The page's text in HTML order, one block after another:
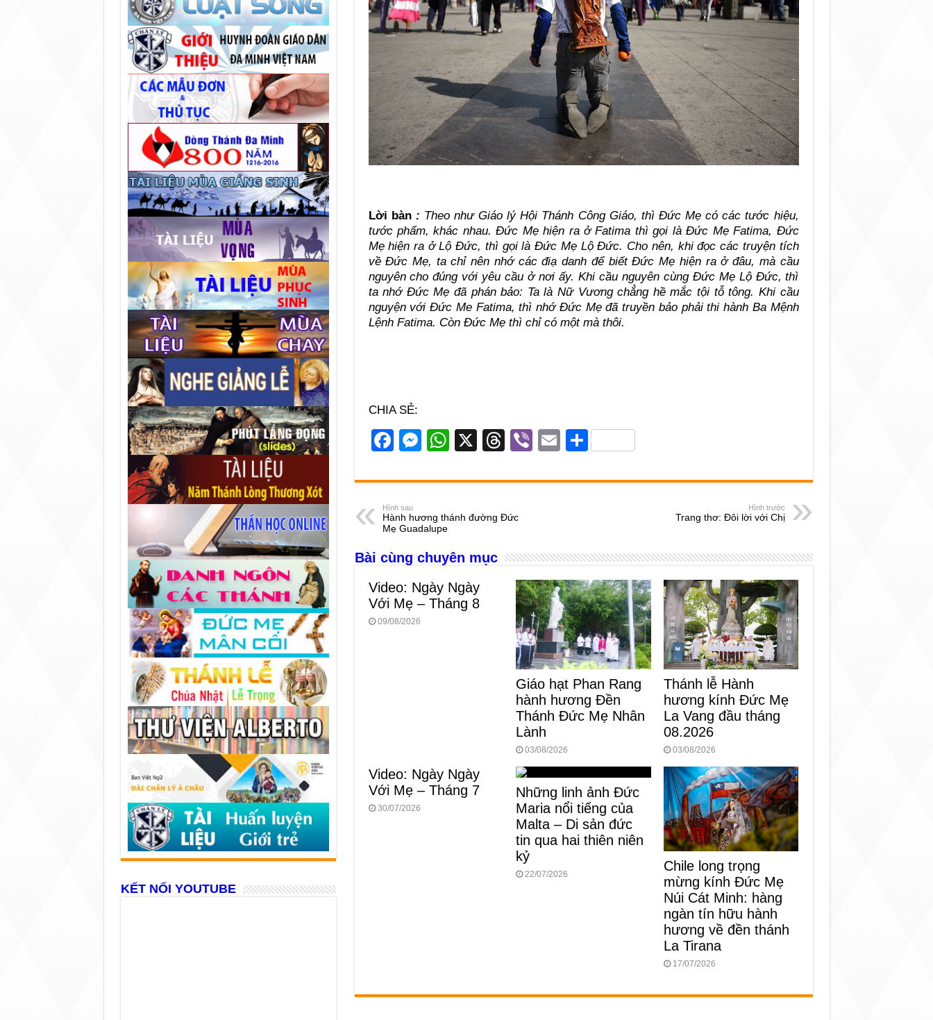
Lời bàn: Theo như Giáo lý Hội Thánh Công Giáo, thì Đức Mẹ có các tước hiệu,
tước phẩm, khác nhau. Đức Mẹ hiện ra ở Fatima thì gọi là Đức Mẹ Fatima, Đức
Mẹ hiện ra ở Lộ Đức, thì gọi là Đức Mẹ Lộ Đức. Cho nên, khi đọc các truyện tích
về Đức Mẹ, ta chỉ nên nhớ các điạ danh để biết Đức Mẹ hiện ra ở đâu, mà cầu
nguyên cho đúng với yêu cầu ở nơi ấy. Khi cầu nguyên cùng Đức Mẹ Lộ Đức, thì
ta nhớ Đức Mẹ đã phán bảo: Ta là Nữ Vương chẳng hề mắc tội tỗ tông. Khi cầu
nguyện với Đức Me Fatima, thì nhớ Đức Mẹ đã truyền bảo phải thi hành Ba Mệnh
Lệnh Fatima. Còn Đức Mẹ thì chỉ có một mà thôi.
CHIA SẺ:
F
c
e
b
o
k
M
ss
n
g
W
at
A
p
X
T
e
d
s
Vi
er
E
ail
S
ar
Hình sau
Hành hương thánh đường Đức
Mẹ Guadalupe
Hình trước
Trang thơ: Đôi lời với Chị
Bài cùng chuyên mục
Video: Ngày Ngày
Với Mẹ – Tháng 8
09/08/2026
Giáo hạt Phan Rang
hành hương Đền
Thánh Đức Mẹ Nhân
Lành
03/08/2026
Thánh lễ Hành
hương kính Đức Mẹ
La Vang đầu tháng
08.2026
03/08/2026
Video: Ngày Ngày
Với Mẹ – Tháng 7
30/07/2026
Những linh ảnh Đức
Maria nổi tiếng của
Malta – Di sản đức
tin qua hai thiên niên
kỷ
22/07/2026
Chile long trọng
mừng kính Đức Mẹ
Núi Cát Minh: hàng
ngàn tín hữu hành
hương về đền thánh
La Tirana
17/07/2026
KẾT NỐI YOUTUBE